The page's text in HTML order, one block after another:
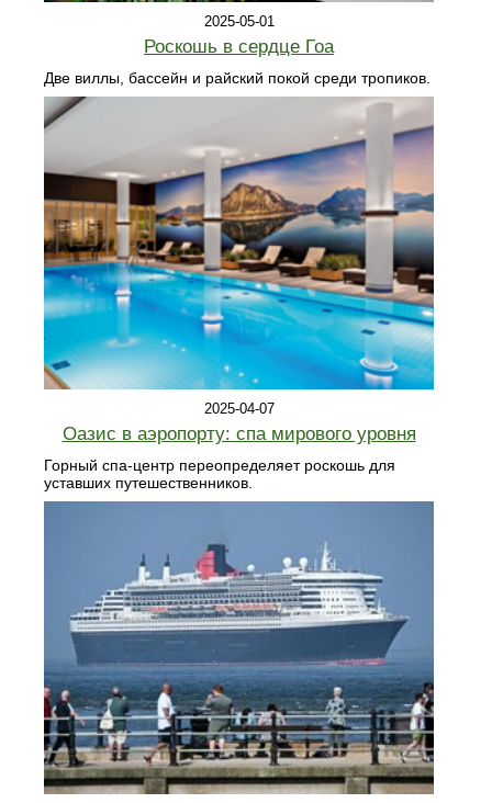
2025-05-01
Роскошь в сердце Гоа
Две виллы, бассейн и райский покой среди тропиков.
2025-04-07
Оазис в аэропорту: спа мирового уровня
Горный спа-центр переопределяет роскошь для
уставших путешественников.